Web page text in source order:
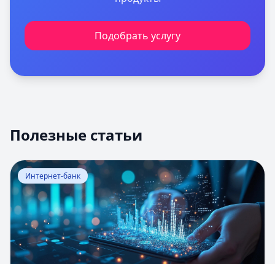
Подобрать услугу
Полезные статьи
Перейти к статье:Оценка вероятности банкротства
Интернет-банк